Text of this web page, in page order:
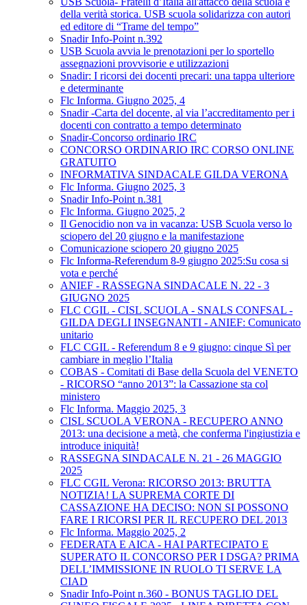
della verità storica. USB scuola solidarizza con autori
ed editore di “Trame del tempo”
Snadir Info-Point n.392
USB Scuola avvia le prenotazioni per lo sportello
assegnazioni provvisorie e utilizzazioni
Snadir: I ricorsi dei docenti precari: una tappa ulteriore
e determinante
Flc Informa. Giugno 2025, 4
Snadir -Carta del docente, al via l’accreditamento per i
docenti con contratto a tempo determinato
Snadir-Concorso ordinario IRC
CONCORSO ORDINARIO IRC CORSO ONLINE
GRATUITO
INFORMATIVA SINDACALE GILDA VERONA
Flc Informa. Giugno 2025, 3
Snadir Info-Point n.381
Flc Informa. Giugno 2025, 2
Il Genocidio non va in vacanza: USB Scuola verso lo
sciopero del 20 giugno e la manifestazione
Comunicazione sciopero 20 giugno 2025
Flc Informa-Referendum 8-9 giugno 2025:Su cosa si
vota e perché
ANIEF - RASSEGNA SINDACALE N. 22 - 3
GIUGNO 2025
FLC CGIL - CISL SCUOLA - SNALS CONFSAL -
GILDA DEGLI INSEGNANTI - ANIEF: Comunicato
unitario
FLC CGIL - Referendum 8 e 9 giugno: cinque Sì per
cambiare in meglio l’Italia
COBAS - Comitati di Base della Scuola del VENETO
- RICORSO “anno 2013”: la Cassazione sta col
ministero
Flc Informa. Maggio 2025, 3
CISL SCUOLA VERONA - RECUPERO ANNO
2013: una decisione a metà, che conferma l'ingiustizia e
introduce iniquità!
RASSEGNA SINDACALE N. 21 - 26 MAGGIO
2025
FLC CGIL Verona: RICORSO 2013: BRUTTA
NOTIZIA! LA SUPREMA CORTE DI
CASSAZIONE HA DECISO: NON SI POSSONO
FARE I RICORSI PER IL RECUPERO DEL 2013
Flc Informa. Maggio 2025, 2
FEDERATA E AICA - HAI PARTECIPATO E
SUPERATO IL CONCORSO PER I DSGA? PRIMA
DELL’IMMISSIONE IN RUOLO TI SERVE LA
CIAD
Snadir Info-Point n.360 - BONUS TAGLIO DEL